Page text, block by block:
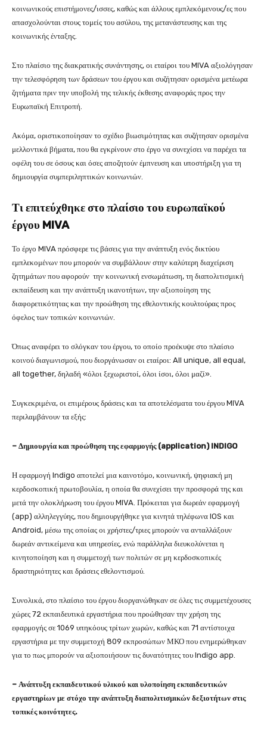
κοινωνικούς επιστήμονες/ισσες, καθώς και άλλους εμπλεκόμενους/ες που
απασχολούνται στους τομείς του ασύλου, της μετανάστευσης και της
κοινωνικής ένταξης.
Στο πλαίσιο της διακρατικής συνάντησης, οι εταίροι του MIVA αξιολόγησαν
την τελεσφόρηση των δράσεων του έργου και συζήτησαν ορισμένα μετέωρα
ζητήματα πριν την υποβολή της τελικής έκθεσης αναφοράς προς την
Ευρωπαϊκή Επιτροπή.
Ακόμα, οριστικοποίησαν το σχέδιο βιωσιμότητας και συζήτησαν ορισμένα
μελλοντικά βήματα, που θα εγκρίνουν στο έργο να συνεχίσει να παρέχει τα
οφέλη του σε όσους και όσες αποζητούν έμπνευση και υποστήριξη για τη
δημιουργία συμπεριληπτικών κοινωνιών.
Τι επιτεύχθηκε στο πλαίσιο του ευρωπαϊκού
έργου MIVA
Το έργο MIVA πρόσφερε τις βάσεις για την ανάπτυξη ενός δικτύου
εμπλεκομένων που μπορούν να συμβάλλουν στην καλύτερη διαχείριση
ζητημάτων που αφορούν την κοινωνική ενσωμάτωση, τη διαπολιτισμική
εκπαίδευση και την ανάπτυξη ικανοτήτων, την αξιοποίηση της
διαφορετικότητας και την προώθηση της εθελοντικής κουλτούρας προς
όφελος των τοπικών κοινωνιών.
Όπως αναφέρει το σλόγκαν του έργου, το οποίο προέκυψε στο πλαίσιο
κοινού διαγωνισμού, που διοργάνωσαν οι εταίροι: All unique, all equal,
all together, δηλαδή «όλοι ξεχωριστοί, όλοι ίσοι, όλοι μαζί».
Συγκεκριμένα, οι επιμέρους δράσεις και τα αποτελέσματα του έργου MIVA
περιλαμβάνουν τα εξής:
– Δημιουργία και προώθηση της εφαρμογής (application) INDIGO
Η εφαρμογή Indigo αποτελεί μια καινοτόμο, κοινωνική, ψηφιακή μη
κερδοσκοπική πρωτοβουλία, η οποία θα συνεχίσει την προσφορά της και
μετά την ολοκλήρωση του έργου MIVA. Πρόκειται για δωρεάν εφαρμογή
(app) αλληλεγγύης, που δημιουργήθηκε για κινητά τηλέφωνα IOS και
Android, μέσω της οποίας οι χρήστες/τριες μπορούν να ανταλλάξουν
δωρεάν αντικείμενα και υπηρεσίες, ενώ παράλληλα διευκολύνεται η
κινητοποίηση και η συμμετοχή των πολιτών σε μη κερδοσκοπικές
δραστηριότητες και δράσεις εθελοντισμού.
Συνολικά, στο πλαίσιο του έργου διοργανώθηκαν σε όλες τις συμμετέχουσες
χώρες 72 εκπαιδευτικά εργαστήρια που προώθησαν την χρήση της
εφαρμογής σε 1069 υπηκόους τρίτων χωρών, καθώς και 71 αντίστοιχα
εργαστήρια με την συμμετοχή 809 εκπροσώπων ΜΚΟ που ενημερώθηκαν
για το πως μπορούν να αξιοποιήσουν τις δυνατότητες του Indigo app.
– Ανάπτυξη εκπαιδευτικού υλικού και υλοποίηση εκπαιδευτικών
εργαστηρίων με στόχο την ανάπτυξη διαπολιτισμικών δεξιοτήτων στις
τοπικές κοινότητες.